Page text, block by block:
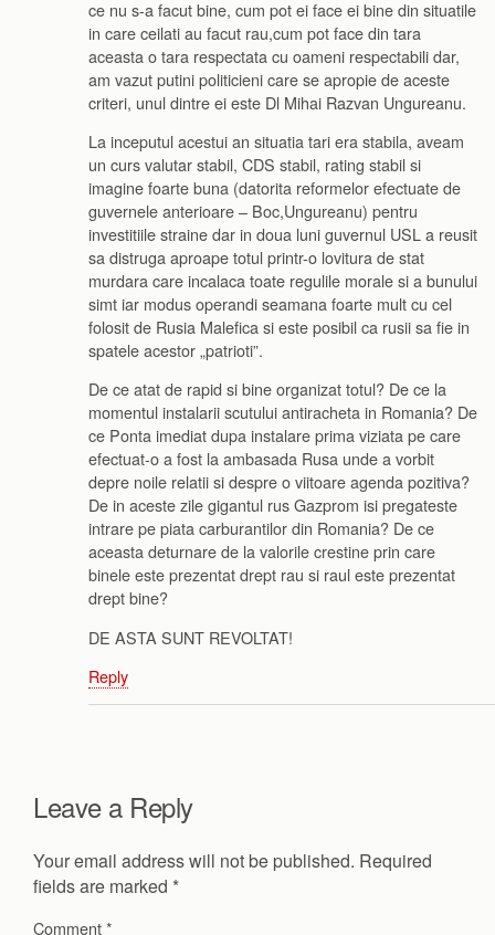
ce nu s-a facut bine, cum pot ei face ei bine din situatile
in care ceilati au facut rau,cum pot face din tara
aceasta o tara respectata cu oameni respectabili dar,
am vazut putini politicieni care se apropie de aceste
criteri, unul dintre ei este Dl Mihai Razvan Ungureanu.
La inceputul acestui an situatia tari era stabila, aveam
un curs valutar stabil, CDS stabil, rating stabil si
imagine foarte buna (datorita reformelor efectuate de
guvernele anterioare – Boc,Ungureanu) pentru
investitiile straine dar in doua luni guvernul USL a reusit
sa distruga aproape totul printr-o lovitura de stat
murdara care incalaca toate regulile morale si a bunului
simt iar modus operandi seamana foarte mult cu cel
folosit de Rusia Malefica si este posibil ca rusii sa fie in
spatele acestor „patrioti”.
De ce atat de rapid si bine organizat totul? De ce la
momentul instalarii scutului antiracheta in Romania? De
ce Ponta imediat dupa instalare prima viziata pe care
efectuat-o a fost la ambasada Rusa unde a vorbit
depre noile relatii si despre o viitoare agenda pozitiva?
De in aceste zile gigantul rus Gazprom isi pregateste
intrare pe piata carburantilor din Romania? De ce
aceasta deturnare de la valorile crestine prin care
binele este prezentat drept rau si raul este prezentat
drept bine?
DE ASTA SUNT REVOLTAT!
Reply
Leave a Reply
Your email address will not be published. Required
fields are marked *
Comment*